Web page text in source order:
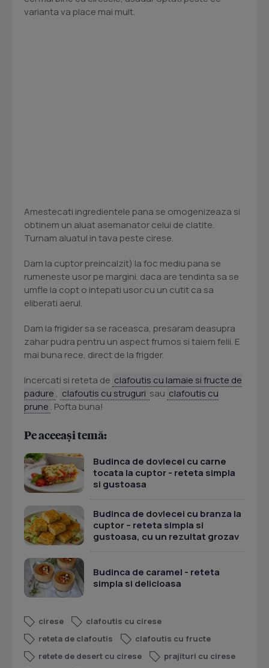
varianta va place mai mult.
Amestecati ingredientele pana se omogenizeaza si
obtinem un aluat asemanator celui de clatite.
Turnam aluatul in tava peste cirese.
Dam la cuptor preincalzit) la foc mediu pana se
rumeneste usor pe margini. daca are tendinta sa se
umfle la copt o intepati usor cu un cutit ca sa
eliberati aerul.
Dam la frigider sa se raceasca, presaram deasupra
zahar pudra pentru un aspect frumos si taiem felii. E
mai buna rece, direct de la frigder.
Incercati si reteta de clafoutis cu lamaie si fructe de
padure , clafoutis cu struguri sau clafoutis cu
prune . Pofta buna!
Pe aceeași temă:
Budinca de dovlecei cu carne
tocata la cuptor - reteta simpla
si gustoasa
Budinca de dovlecei cu branza la
cuptor – reteta simpla si
gustoasa, cu un rezultat grozav
Budinca de caramel - reteta
simpla si delicioasa
cirese
clafoutis cu cirese
reteta de clafoutis
clafoutis cu fructe
retete de desert cu cirese
prajituri cu cirese